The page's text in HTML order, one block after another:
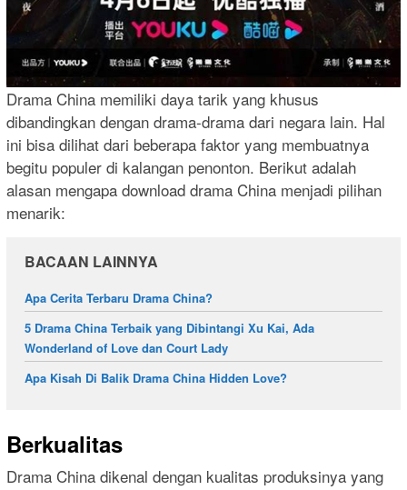
Drama China memiliki daya tarik yang khusus
dibandingkan dengan drama-drama dari negara lain. Hal
ini bisa dilihat dari beberapa faktor yang membuatnya
begitu populer di kalangan penonton. Berikut adalah
alasan mengapa download drama China menjadi pilihan
menarik:
BACAAN LAINNYA
Apa Cerita Terbaru Drama China?
5 Drama China Terbaik yang Dibintangi Xu Kai, Ada
Wonderland of Love dan Court Lady
Apa Kisah Di Balik Drama China Hidden Love?
Berkualitas
Drama China dikenal dengan kualitas produksinya yang